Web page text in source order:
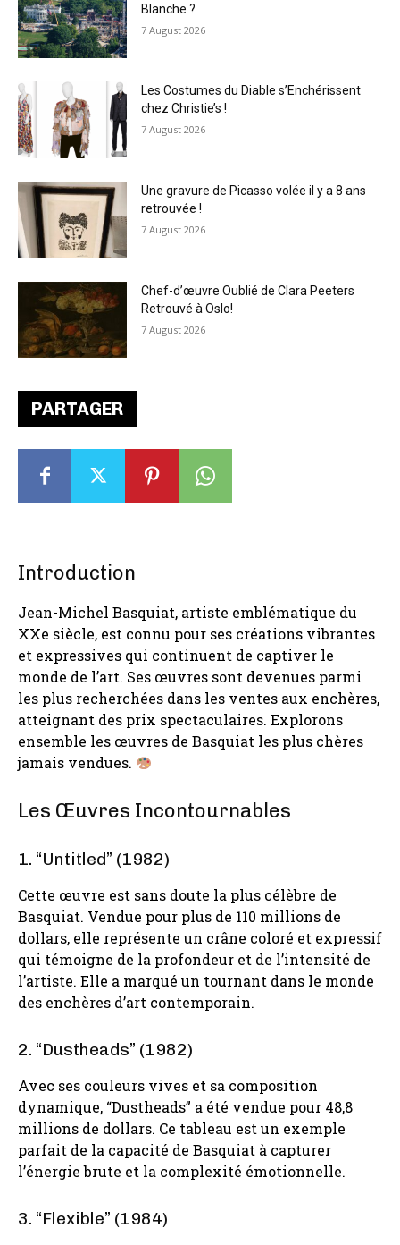
PARTAGER
Introduction
Jean-Michel Basquiat, artiste emblématique du
XXe siècle, est connu pour ses créations vibrantes
et expressives qui continuent de captiver le
monde de l’art. Ses œuvres sont devenues parmi
les plus recherchées dans les ventes aux enchères,
atteignant des prix spectaculaires. Explorons
ensemble les œuvres de Basquiat les plus chères
jamais vendues.
Les Œuvres Incontournables
1. “Untitled” (1982)
Cette œuvre est sans doute la plus célèbre de
Basquiat. Vendue pour plus de 110 millions de
dollars, elle représente un crâne coloré et expressif
qui témoigne de la profondeur et de l’intensité de
l’artiste. Elle a marqué un tournant dans le monde
des enchères d’art contemporain.
2. “Dustheads” (1982)
Avec ses couleurs vives et sa composition
dynamique, “Dustheads” a été vendue pour 48,8
millions de dollars. Ce tableau est un exemple
parfait de la capacité de Basquiat à capturer
l’énergie brute et la complexité émotionnelle.
3. “Flexible” (1984)
Blanche ?
7 August 2026
Les Costumes du Diable s’Enchérissent
chez Christie’s !
7 August 2026
Une gravure de Picasso volée il y a 8 ans
retrouvée !
7 August 2026
Chef-d’œuvre Oublié de Clara Peeters
Retrouvé à Oslo!
7 August 2026